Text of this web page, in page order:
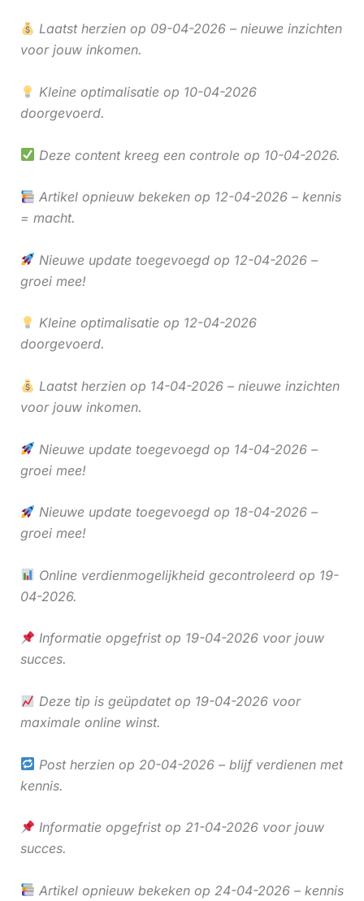
Laatst herzien op 09-04-2026 – nieuwe inzichten
voor jouw inkomen.
Kleine optimalisatie op 10-04-2026
doorgevoerd.
Deze content kreeg een controle op 10-04-2026.
Artikel opnieuw bekeken op 12-04-2026 – kennis
= macht.
Nieuwe update toegevoegd op 12-04-2026 –
groei mee!
Kleine optimalisatie op 12-04-2026
doorgevoerd.
Laatst herzien op 14-04-2026 – nieuwe inzichten
voor jouw inkomen.
Nieuwe update toegevoegd op 14-04-2026 –
groei mee!
Nieuwe update toegevoegd op 18-04-2026 –
groei mee!
Online verdienmogelijkheid gecontroleerd op 19-
04-2026.
Informatie opgefrist op 19-04-2026 voor jouw
succes.
Deze tip is geüpdatet op 19-04-2026 voor
maximale online winst.
Post herzien op 20-04-2026 – blijf verdienen met
kennis.
Informatie opgefrist op 21-04-2026 voor jouw
succes.
Artikel opnieuw bekeken op 24-04-2026 – kennis